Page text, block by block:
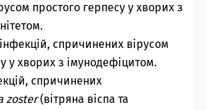
простого герпесу у хворих з
спричинених вірусом
у хворих з імунодефіцитом.
спричинених
zoster(вітряна віспа та